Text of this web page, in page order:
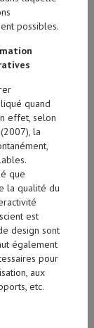
possibles.
quand
effet, selon
la
que
la qualité du
est
design sont
également
pour
aux
etc.